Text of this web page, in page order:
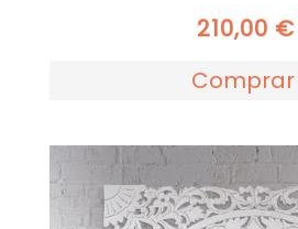
210,00 €
Comprar